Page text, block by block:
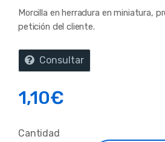
Morcilla en herradura en miniatura,
petición del cliente.
Consultar
1,10€
Cantidad